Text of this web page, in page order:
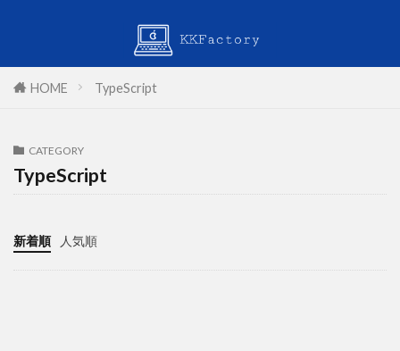
HOME TypeScript
CATEGORY
TypeScript
新着順 人気順